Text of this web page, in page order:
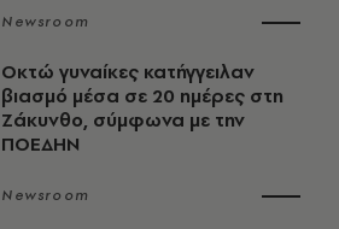
Newsroom
Οκτώ γυναίκες κατήγγειλαν
βιασμό μέσα σε 20 ημέρες στη
Ζάκυνθο, σύμφωνα με την
ΠΟΕΔΗΝ
Newsroom